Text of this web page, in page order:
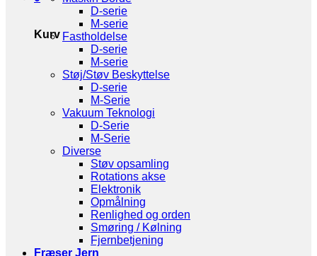
Kurv
D-serie
M-serie
Fastholdelse
D-serie
M-serie
Støj/Støv Beskyttelse
D-serie
M-Serie
Vakuum Teknologi
D-Serie
M-Serie
Diverse
Støv opsamling
Rotations akse
Elektronik
Opmålning
Renlighed og orden
Smøring / Kølning
Fjernbetjening
Fræser Jern